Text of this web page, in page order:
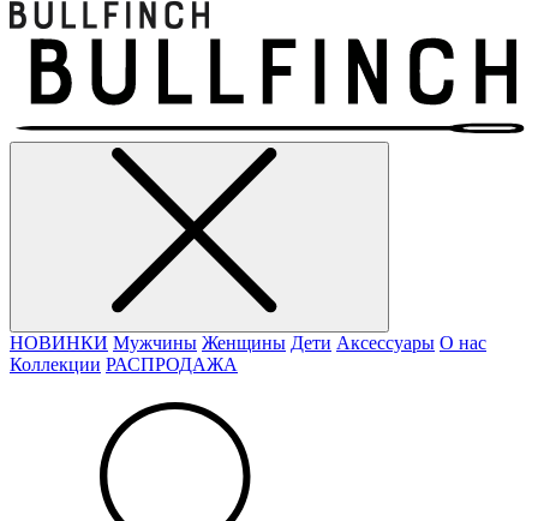
НОВИНКИ Мужчины Женщины Дети Аксессуары О нас
Коллекции РАСПРОДАЖА